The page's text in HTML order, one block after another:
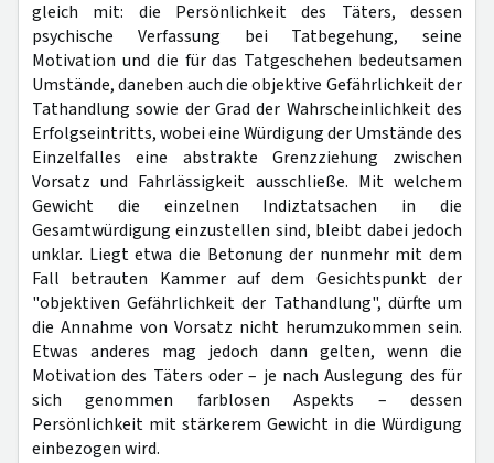
gleich mit: die Persönlichkeit des Täters, dessen
psychische Verfassung bei Tatbegehung, seine
Motivation und die für das Tatgeschehen bedeutsamen
Umstände, daneben auch die objektive Gefährlichkeit der
Tathandlung sowie der Grad der Wahrscheinlichkeit des
Erfolgseintritts, wobei eine Würdigung der Umstände des
Einzelfalles eine abstrakte Grenzziehung zwischen
Vorsatz und Fahrlässigkeit ausschließe. Mit welchem
Gewicht die einzelnen Indiztatsachen in die
Gesamtwürdigung einzustellen sind, bleibt dabei jedoch
unklar. Liegt etwa die Betonung der nunmehr mit dem
Fall betrauten Kammer auf dem Gesichtspunkt der
"objektiven Gefährlichkeit der Tathandlung", dürfte um
die Annahme von Vorsatz nicht herumzukommen sein.
Etwas anderes mag jedoch dann gelten, wenn die
Motivation des Täters oder – je nach Auslegung des für
sich genommen farblosen Aspekts – dessen
Persönlichkeit mit stärkerem Gewicht in die Würdigung
einbezogen wird.